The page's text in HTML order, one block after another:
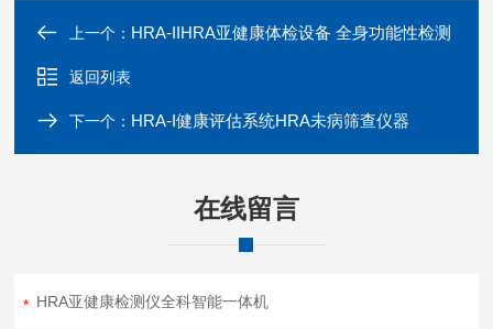
上一个： HRA-IIHRA亚健康体检设备 全身功能性检测
返回列表
下一个： HRA-I健康评估系统HRA未病筛查仪器
在线留言